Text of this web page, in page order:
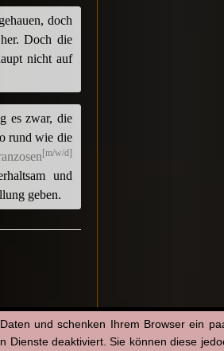
doch
Doch die
nicht auf
es zwar, die
rund wie die
[m/w/d]
und
geben.
und schenken Ihrem Browser ein
deaktiviert. Sie können diese